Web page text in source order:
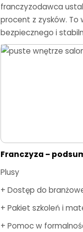
franczyzodawca
procent z zysków.
bezpiecznego i
Franczyza –
Plusy
+ Dostęp do
+ Pakiet szkoleń i
+ Pomoc w